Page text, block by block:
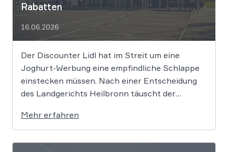
Rabatten
16.06.2026
Der Discounter Lidl hat im Streit um eine
Joghurt-Werbung eine empfindliche Schlappe
einstecken müssen. Nach einer Entscheidung
des Landgerichts Heilbronn täuscht der
Produkte als „Aktion“ mit massiven Rabatten
bewirbt, die Preise in Wahrheit aber nie zuvor
selbst verlangt hat. Das Urteil setzt klare
Mehr erfahren